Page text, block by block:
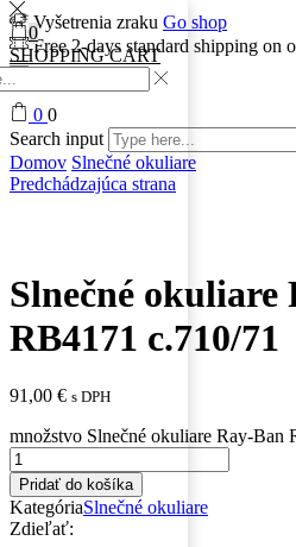
Vyšetrenia zraku Go shop
Free 2-days standard shipping on
0 0
0
SHOPPING CART
Search input
Domov Slnečné okuliare
Predchádzajúca strana
Slnečné okuliare
RB4171 c.710/71
91,00 € s DPH
množstvo Slnečné okuliare Ray-Ban
Pridať do košíka
KategóriaSlnečné okuliare
Zdieľať: